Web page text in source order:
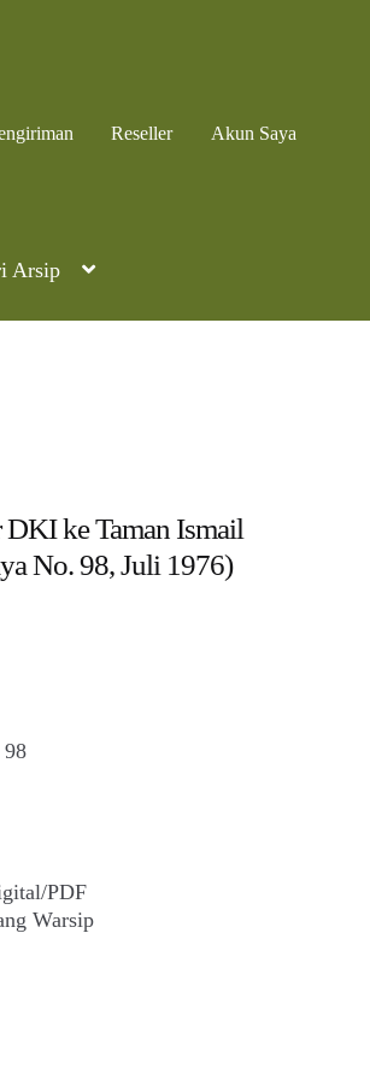
Reseller Akun Saya
Arsip
ke Taman Ismail
No. 98, Juli 1976)
PDF
Warsip